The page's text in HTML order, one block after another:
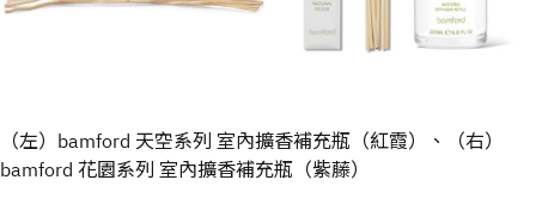
（左）bamford 天空系列 室內擴香補充瓶（紅霞）、（右）
bamford 花園系列 室內擴香補充瓶（紫藤）